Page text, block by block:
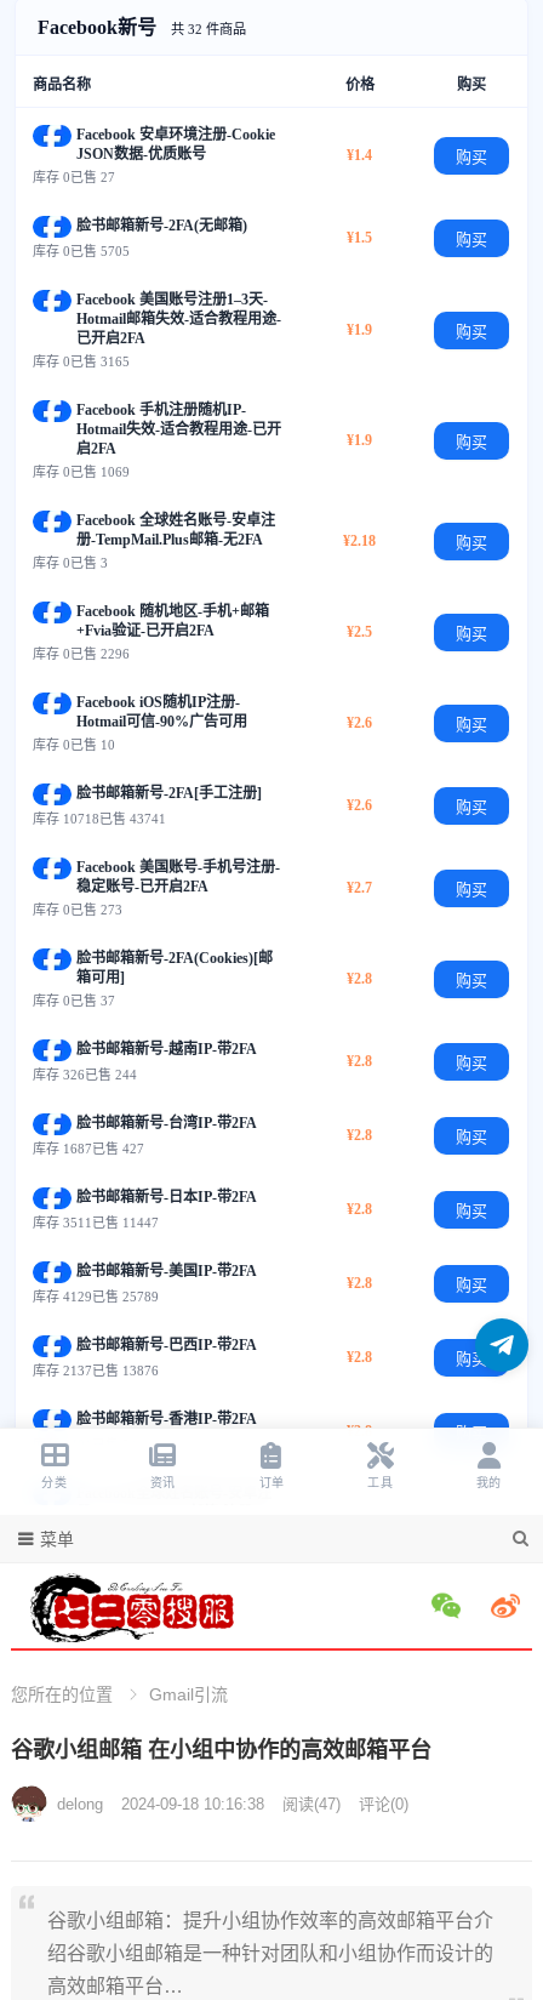
菜单
您所在的位置 Gmail引流
谷歌小组邮箱 在小组中协作的高效邮箱平台
delong 2024-09-18 10:16:38 阅读(47) 评论(0)
谷歌小组邮箱：提升小组协作效率的高效邮箱平台介
绍谷歌小组邮箱是一种针对团队和小组协作而设计的
高效邮箱平台…